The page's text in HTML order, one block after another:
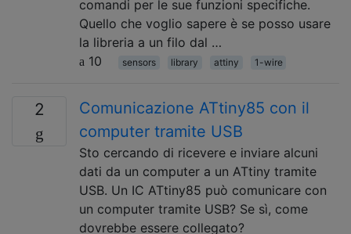
comandi per le sue funzioni specifiche.
Quello che voglio sapere è se posso usare
la libreria a un filo dal …
10
sensors library attiny 1-wire
2
Comunicazione ATtiny85 con il
computer tramite USB
Sto cercando di ricevere e inviare alcuni
dati da un computer a un ATtiny tramite
USB. Un IC ATtiny85 può comunicare con
un computer tramite USB? Se sì, come
dovrebbe essere collegato?